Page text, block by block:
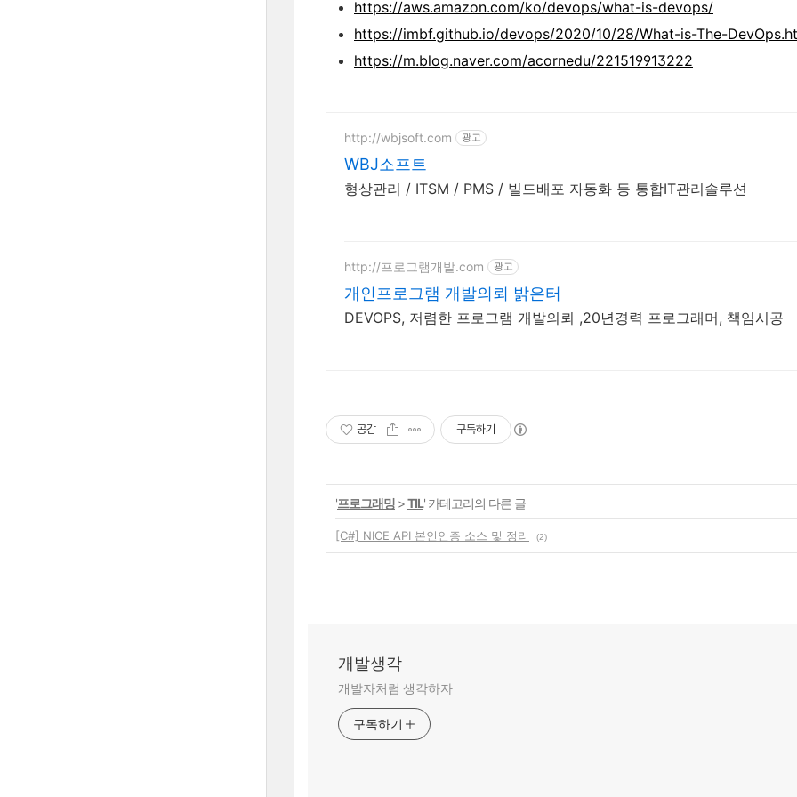
https://aws.amazon.com/ko/devops/what-is-devops/
https://imbf.github.io/devops/2020/10/28/What-is-The-
https://m.blog.naver.com/acornedu/221519913222
http://wbjsoft.com 광고
WBJ소프트
형상관리 / ITSM / PMS / 빌드배포 자동화 등 통합IT관리솔루션
http://프로그램개발.com 광고
개인프로그램 개발의뢰 밝은터
DEVOPS, 저렴한 프로그램 개발의뢰 ,20년경력 프로그래머, 책임시공
공감 구독하기
'프로그래밍 >TIL' 카테고리의 다른 글
[C#] NICE API 본인인증 소스 및 정리 (2)
개발생각
개발자처럼 생각하자
구독하기